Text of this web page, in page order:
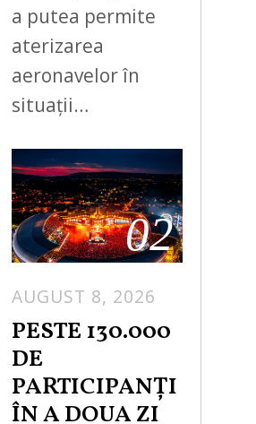
a putea permite
aterizarea
aeronavelor în
situații…
02
AUGUST 8, 2026
PESTE 130.000
DE
PARTICIPANȚI
ÎN A DOUA ZI